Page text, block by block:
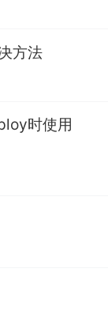
方法
时使用